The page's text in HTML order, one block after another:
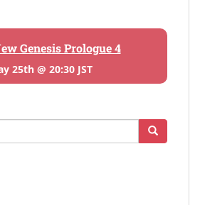
Genesis Prologue 4
25th @ 20:30 JST